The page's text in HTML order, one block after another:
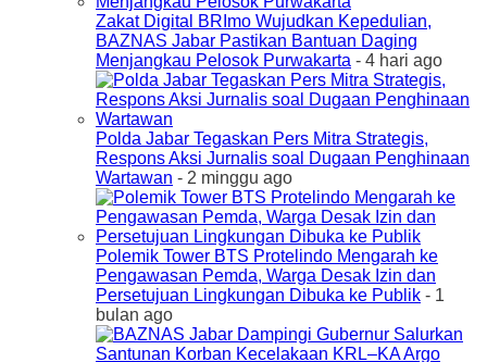
Zakat Digital BRImo Wujudkan Kepedulian,
BAZNAS Jabar Pastikan Bantuan Daging
Menjangkau Pelosok Purwakarta - 4 hari ago
Polda Jabar Tegaskan Pers Mitra Strategis,
Respons Aksi Jurnalis soal Dugaan Penghinaan
Wartawan - 2 minggu ago
Polemik Tower BTS Protelindo Mengarah ke
Pengawasan Pemda, Warga Desak Izin dan
Persetujuan Lingkungan Dibuka ke Publik - 1
bulan ago